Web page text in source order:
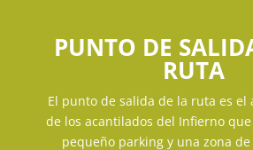
PUNTO DE
RUTA
El punto de salida de la ruta es el
de los acantilados del Infierno
pequeño parking y una zona